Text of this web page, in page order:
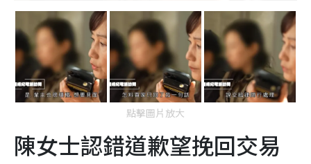
點擊圖片放大
陳女士認錯道歉望挽回交易